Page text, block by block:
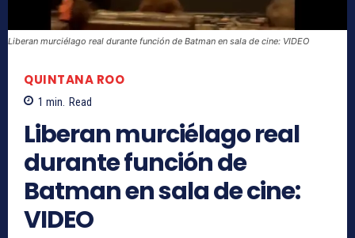
Liberan murciélago real durante función de Batman en sala de cine: VIDEO
QUINTANA ROO
1 min. Read
Liberan murciélago real
durante función de
Batman en sala de cine:
VIDEO